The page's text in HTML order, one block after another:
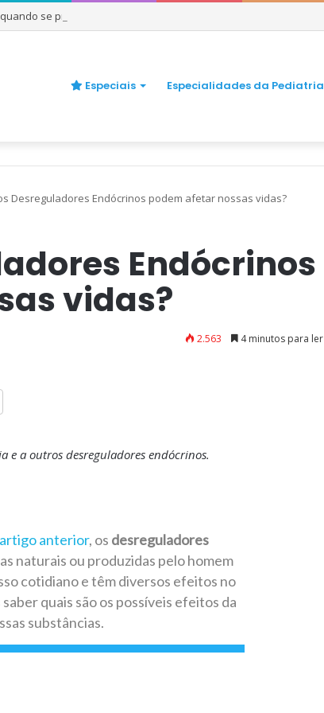
se preocupar
Especiais Especialidades da Pediatria
Desreguladores Endócrinos podem afetar nossas vidas?
Endócrinos
vidas?
2.563 4 minutos para ler
e a outros desreguladores endócrinos.
anterior, os desreguladores
naturais ou produzidas pelo homem
cotidiano e têm diversos efeitos no
quais são os possíveis efeitos da
substâncias.